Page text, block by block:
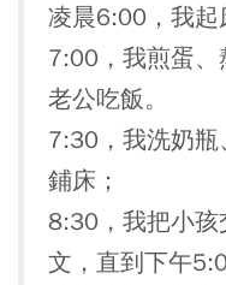
凌晨6:00，我起
7:00，我煎蛋、
老公吃飯。
7:30，我洗奶瓶
鋪床；
8:30，我把小孩
文，直到下午